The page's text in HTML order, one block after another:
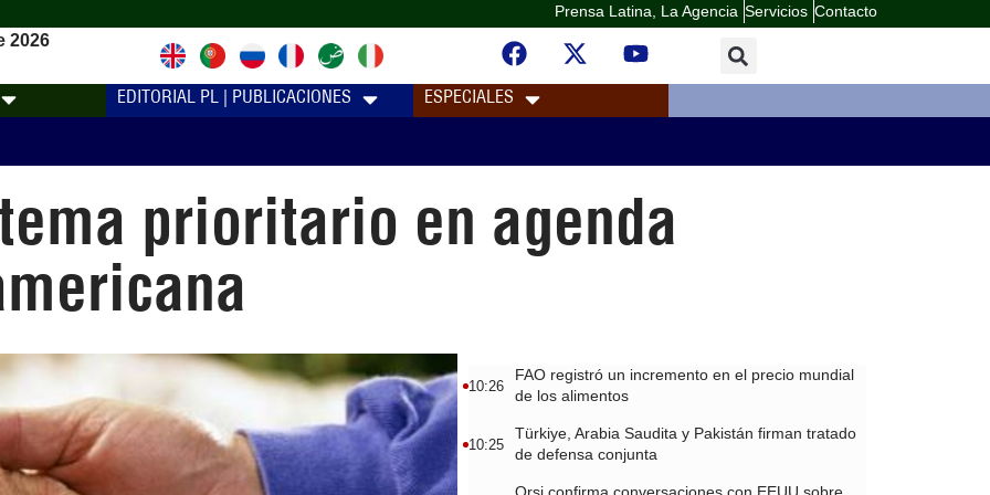
Prensa Latina, La Agencia Servicios Contacto
2026
EDITORIAL PL | PUBLICACIONES ESPECIALES
prioritario en agenda
10:26
FAO registró un incremento en el precio mundial
de los alimentos
10:25
Türkiye, Arabia Saudita y Pakistán firman tratado
de defensa conjunta